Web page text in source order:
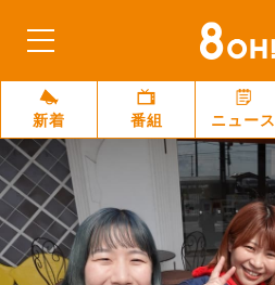
新着 番組 ニュース